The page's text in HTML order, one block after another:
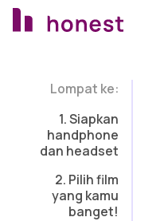
Honest Bank Whatsapp
Lompat ke:
1. Siapkan
handphone
dan headset
2. Pilih film
yang kamu
banget!